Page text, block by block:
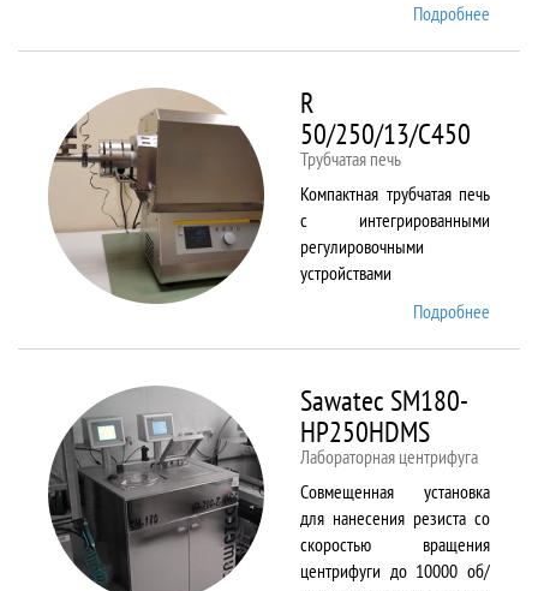
Подробнее
R
50/250/13/C450
Трубчатая печь
Компактная трубчатая печь
с интегрированными
регулировочными
устройствами
Подробнее
Sawatec SM180-
HP250HDMS
Лабораторная центрифуга
Совмещенная установка
для нанесения резиста со
скоростью вращения
центрифуги до 10000 об/